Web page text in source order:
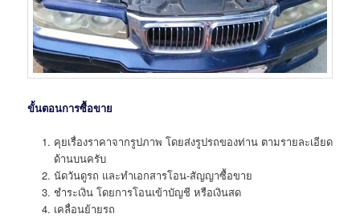
ขั้นตอนการซื้อขาย
คุยเรื่องราคาจากรูปภาพ โดยส่งรูปรถของท่าน ตามรายละเอียด
ด้านบนครับ
นัดวันดูรถ และทำเอกสารโอน-สัญญาซื้อขาย
ชำระเงิน โดยการโอนเข้าบัญชี หรือเงินสด
เคลื่อนย้ายรถ